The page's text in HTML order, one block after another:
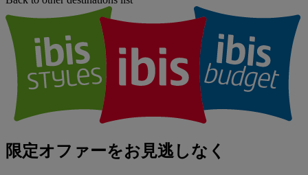
限定オファーをお見逃しなく